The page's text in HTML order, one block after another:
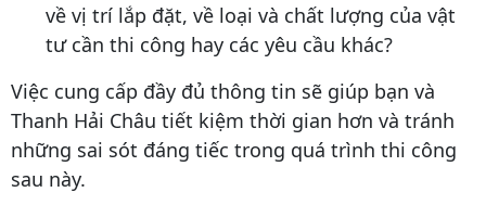
về vị trí lắp đặt, về loại và chất lượng của vật
tư cần thi công hay các yêu cầu khác?
Việc cung cấp đầy đủ thông tin sẽ giúp bạn và
Thanh Hải Châu tiết kiệm thời gian hơn và tránh
những sai sót đáng tiếc trong quá trình thi công
sau này.